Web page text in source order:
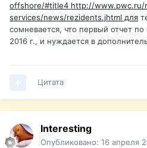
offshore/#title4 http://www.pwc.ru/
services/news/rezidents.jhtml для
сомневается, что первый отчет по
2016 г., и нуждается в
Цитата
Interesting
Опубликовано: 16 апреля